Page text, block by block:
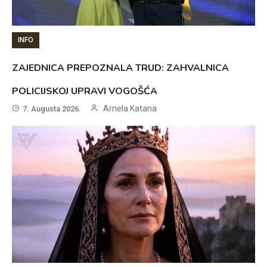
INFO
ZAJEDNICA PREPOZNALA TRUD: ZAHVALNICA
POLICIJSKOJ UPRAVI VOGOŠĆA
7. Augusta 2026. Arnela Katana